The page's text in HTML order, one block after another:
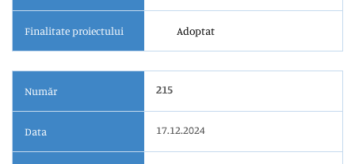
Finalitate proiectului Adoptat
Număr 215
Data 17.12.2024